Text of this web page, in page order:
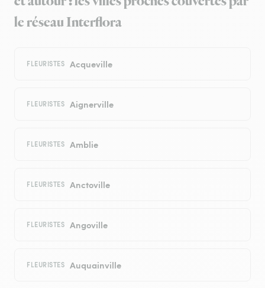
le réseau Interflora
FLEURISTES Acqueville
FLEURISTES Aignerville
FLEURISTES Amblie
FLEURISTES Anctoville
FLEURISTES Angoville
FLEURISTES Auquainville